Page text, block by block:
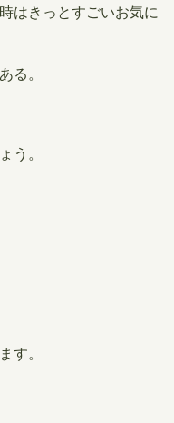
はきっとすごいお気に
る。
う。
す。